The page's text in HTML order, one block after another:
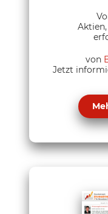
von
Jetzt